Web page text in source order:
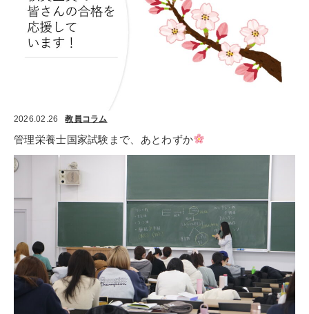
2026.02.26 教員コラム
管理栄養士国家試験まで、あとわずか